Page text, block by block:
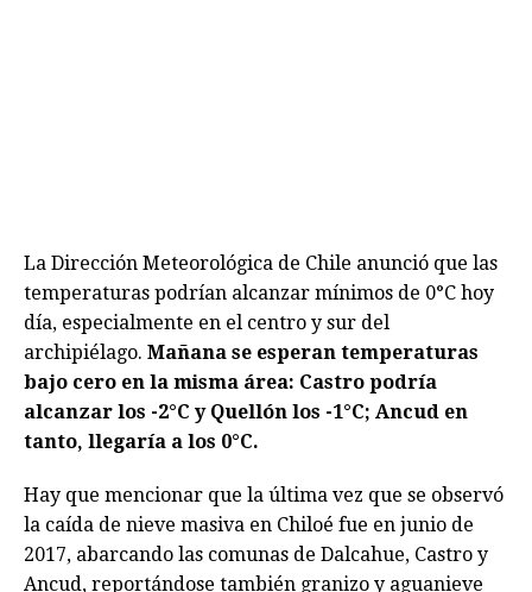
La Dirección Meteorológica de Chile anunció que las
temperaturas podrían alcanzar mínimos de 0°C hoy
día, especialmente en el centro y sur del
archipiélago. Mañana se esperan temperaturas
bajo cero en la misma área: Castro podría
alcanzar los -2°C y Quellón los -1°C; Ancud en
tanto, llegaría a los 0°C.
Hay que mencionar que la última vez que se observó
la caída de nieve masiva en Chiloé fue en junio de
2017, abarcando las comunas de Dalcahue, Castro y
Ancud, reportándose también granizo y aguanieve